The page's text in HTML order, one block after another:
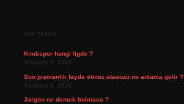
Son Yazılar
Kınıkspor hangi ligde ?
Ağustos 9, 2026
Son pişmanlık fayda etmez atasözü ne anlama gelir ?
Ağustos 8, 2026
Jargon ne demek bulmaca ?